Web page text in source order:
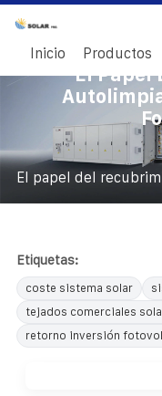
Inicio Productos
El Papel
El papel del
Etiquetas:
coste sistema solar
tejados comerciales
retorno inversión